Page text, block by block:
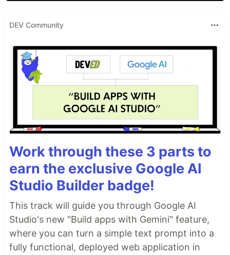
DEV Community
Work through these 3 parts to
earn the exclusive Google AI
Studio Builder badge!
This track will guide you through Google AI
Studio's new "Build apps with Gemini" feature,
where you can turn a simple text prompt into a
fully functional, deployed web application in